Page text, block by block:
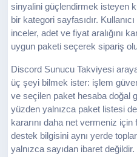
sinyalini güçlendirmek isteyen
bir kategori sayfasıdır.
inceler, adet ve fiyat aralığını
uygun paketi seçerek sipariş
Discord Sunucu Takviyesi
üç şeyi bilmek ister: işlem
ve seçilen paket hesaba doğal
yüzden yalnızca paket listesi
kararını daha net vermeniz
destek bilgisini aynı yerde
yalnızca sayıdan ibaret